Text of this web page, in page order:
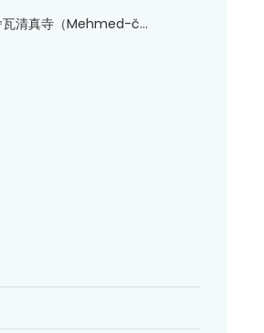
清真寺（Mehmed-č...